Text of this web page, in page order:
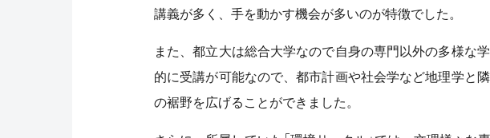
講義が多く、手を動かす機会が多いのが特徴でした。
また、都立大は総合大学なので自身の専門以外の多様な
的に受講が可能なので、都市計画や社会学など地理学と
の裾野を広げることができました。